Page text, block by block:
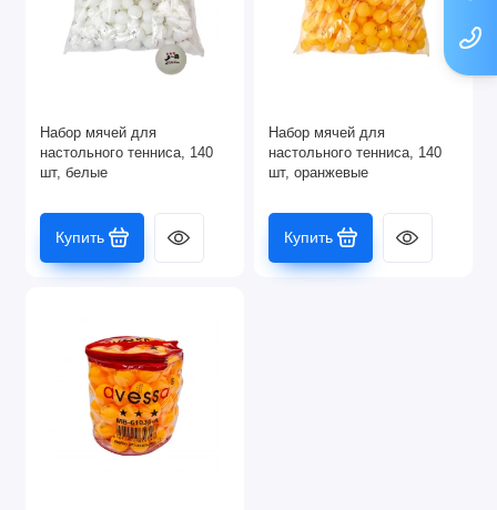
Набор мячей для
настольного тенниса, 140
шт, белые
Купить
Набор мячей для
настольного тенниса, 140
шт, оранжевые
Купить